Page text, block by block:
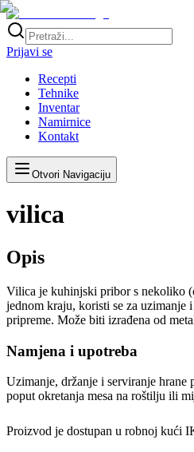
Prijavi se
Recepti
Tehnike
Inventar
Namirnice
Kontakt
Otvori Navigaciju
vilica
Opis
Vilica je kuhinjski pribor s nekoliko
jednom kraju, koristi se za uzimanje
pripreme. Može biti izrađena od
Namjena i upotreba
Uzimanje, držanje i serviranje hrane
poput okretanja mesa na roštilju ili
Proizvod je dostupan u robnoj kući